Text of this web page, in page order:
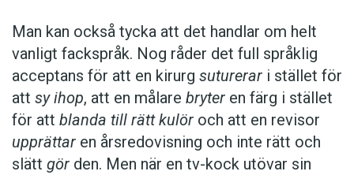
Man kan också tycka att det handlar om helt
vanligt fackspråk. Nog råder det full språklig
acceptans för att en kirurg suturerar i stället för
att sy ihop, att en målare bryter en färg i stället
för att blanda till rätt kulör och att en revisor
upprättar en årsredovisning och inte rätt och
slätt gör den. Men när en tv-kock utövar sin